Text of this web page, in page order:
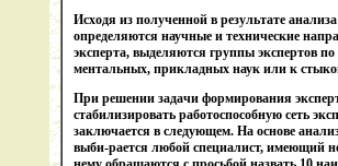
Исходя из полученной в результате
определяются научные и технические
эксперта, выделяются группы экспертов
ментальных, прикладных наук или к
При решении задачи формирования
стабилизировать работоспособную сеть
заключается в следующем. На основе
выби-рается любой специалист, имеющий